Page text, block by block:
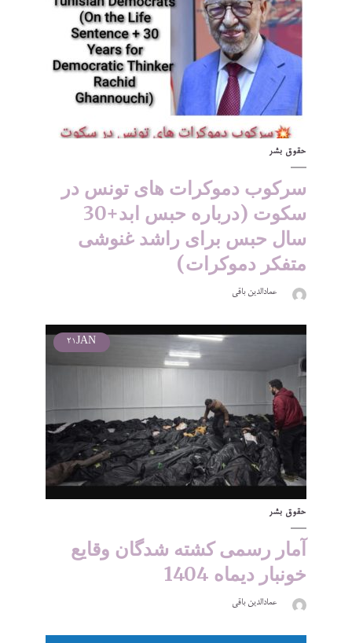
حقوق بشر
سرکوب دموکرات های تونس در
سکوت (درباره حبس ابد+30
سال حبس برای راشد غنوشی
متفکر دموکرات)
عمادالدین باقی
JAN
21
حقوق بشر
آمار رسمی کشته شدگان وقایع
خونبار دیماه 1404
عمادالدین باقی